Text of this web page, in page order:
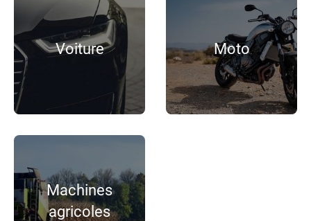
Voiture Moto
Machines
agricoles